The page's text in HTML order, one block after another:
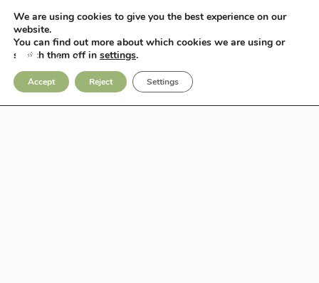
FotosContact
We are using cookies to give you the best experience on our
website.
You can find out more about which cookies we are using or
switch them off in settings.
Accept Reject Settings